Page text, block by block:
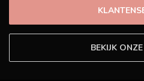
BEKIJK